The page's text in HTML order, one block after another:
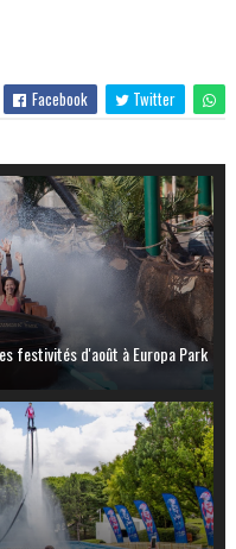
Facebook Twitter
festivités d'août à Europa Park